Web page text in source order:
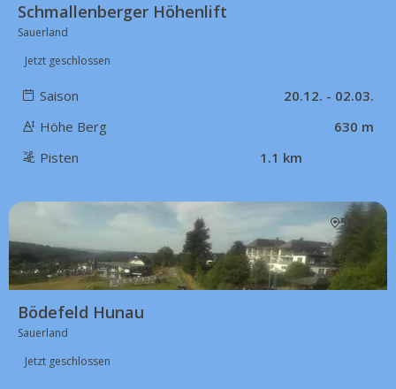
Schmallenberger Höhenlift
Sauerland
Jetzt geschlossen
Saison
20.12. - 02.03.
Höhe Berg
630 m
Pisten
1.1 km
52 km
Bödefeld Hunau
Sauerland
Jetzt geschlossen